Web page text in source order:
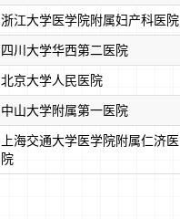
浙江大学医学院附属妇产科医院
四川大学华西第二医院
北京大学人民医院
中山大学附属第一医院
上海交通大学医学院附属仁济医
院